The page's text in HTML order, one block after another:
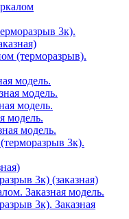
3к).
(терморазрыв).
модель.
модель.
модель.
модель.
модель.
3к).
3к) (заказная)
Заказная модель.
3к). Заказная